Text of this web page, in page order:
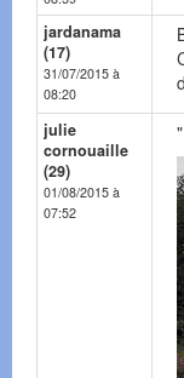
jardanama
(17)
31/07/2015 à
08:20
julie
cornouaille
(29)
01/08/2015 à
07:52